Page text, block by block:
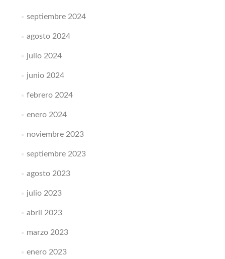
septiembre 2024
agosto 2024
julio 2024
junio 2024
febrero 2024
enero 2024
noviembre 2023
septiembre 2023
agosto 2023
julio 2023
abril 2023
marzo 2023
enero 2023